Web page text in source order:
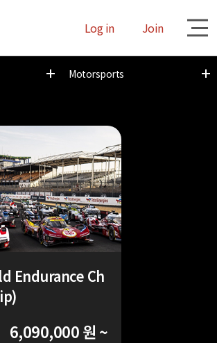
Log in Join
Motorsports
Endurance Ch
6,090,000 원 ~